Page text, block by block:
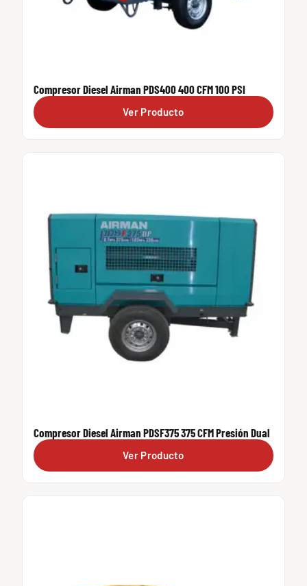
Compresor Diesel Airman PDS400 400 CFM 100 PSI
Ver Producto
Compresor Diesel Airman PDSF375 375 CFM Presión Dual
Ver Producto